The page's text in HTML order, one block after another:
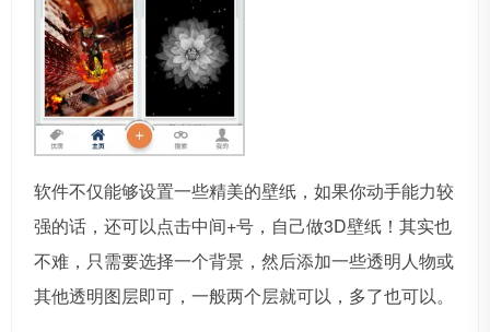
软件不仅能够设置一些精美的壁纸，如果你动手能力较
强的话，还可以点击中间+号，自己做3D壁纸！其实也
不难，只需要选择一个背景，然后添加一些透明人物或
其他透明图层即可，一般两个层就可以，多了也可以。